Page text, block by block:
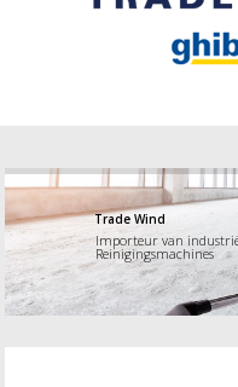
Trade Wind
Importeur van
Reinigingsmachines